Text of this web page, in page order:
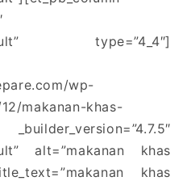
type=”4_4″]
wp-
makanan-khas-
alt=”makanan khas
khas